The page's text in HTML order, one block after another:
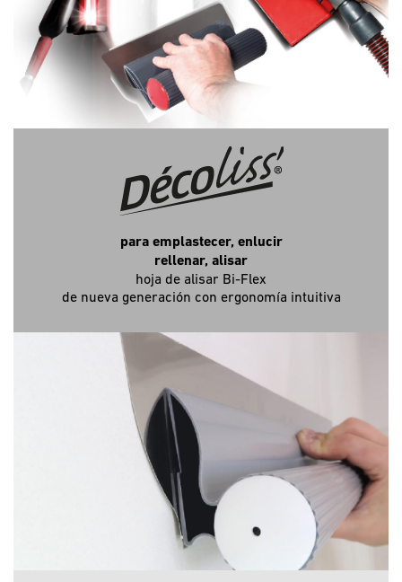
para emplastecer, enlucir
rellenar, alisar
hoja de alisar Bi-Flex
de nueva generación con ergonomía intuitiva